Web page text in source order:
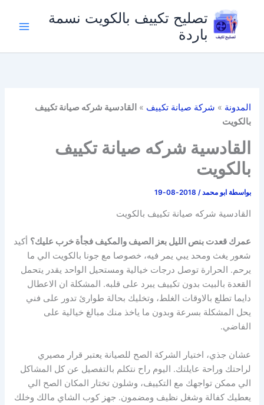
المحتوى
تصليح تكييف بالكويت نسمة
باردة
المدونة » شركة صيانة تكييف » القادسية شركه صيانة تكييف
بالكويت
القادسية شركه صيانة تكييف
بالكويت
بواسطة ابو محمد/
2018-08-19
القادسية شركه صيانة تكييف بالكويت
عمرك قعدت بنص الليل بعز الصيف والمكيف فجأة خرب عليك؟ أكيد
شعور يغث ومحد يبي يمر فيه، خصوصا مع جونا بالكويت الي ما
يرحم. الحرارة توصل درجات خيالية ومستحيل الواحد يقدر يتحمل
القعدة بالبيت بدون تكييف يبرد على قلبه. المشكلة ان الاعطال
دايما تطلع بالاوقات الغلط، وتخليك بحالة طوارئ تدور على فني
يحل المشكلة بسرعة وبدون ما ياخذ منك مبالغ خيالية على
الفاضي.
عشان جذي، اختيار الشركة الصح للصيانة يعتبر قرار مصيري
لراحتك وراحة عايلتك. اليوم راح نتكلم بالتفصيل عن كل المشاكل
الي ممكن تواجهك مع التكييف، وشلون تختار المكان الصح الي
يعطيك كفالة وشغل نظيف ومضمون. جهز كوب الشاي مالك وخلك